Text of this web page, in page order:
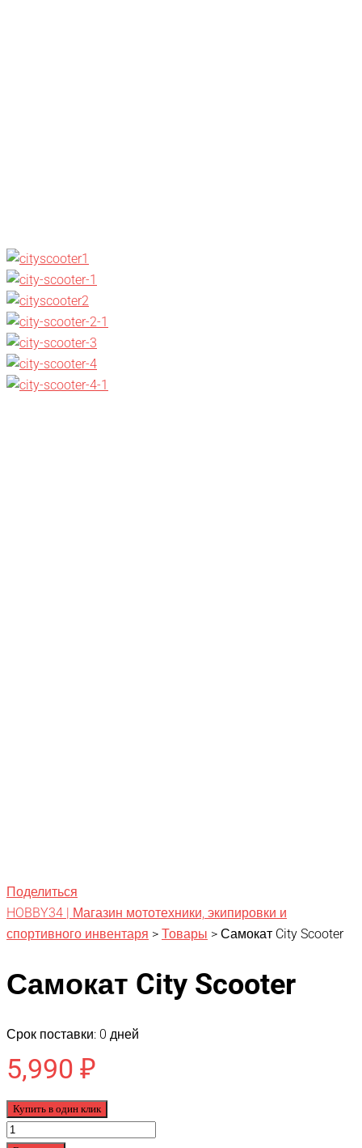
Поделиться
HOBBY34 | Магазин мототехники, экипировки и
спортивного инвентаря > Товары > Самокат City Scooter
Самокат City Scooter
Срок поставки: 0 дней
5,990 ₽
Купить в один клик
Количество